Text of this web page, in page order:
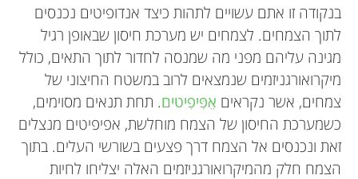
בנקודה זו אתם עשויים לתהות כיצד אנדופיטים נכנסים
לתוך הצמחים. לצמחים יש מערכת חיסון שבאופן רגיל
מגינה עליהם מפני מה שמנסה לחדור לתוך התאים, כולל
מיקרואורגניזמים שנמצאים לרוב במשטח החיצוני של
צמחים, אשר נקראים אֵפִּיפִיטים. תחת תנאים מסוימים,
כשמערכת החיסון של הצמח מוחלשת, אפיפיטים מנצלים
זאת ונכנסים אל הצמח דרך פצעים בשורשי העלים. בתוך
הצמח חלק מהמיקרואורגניזמים האלה יצליחו לחיות